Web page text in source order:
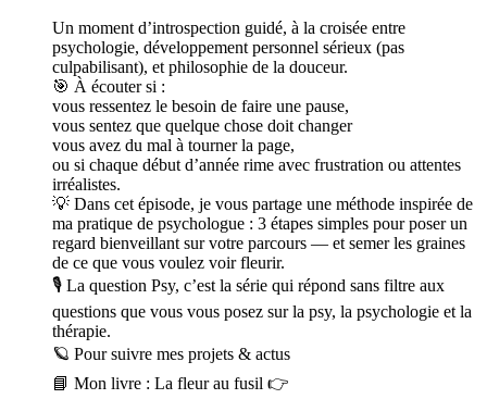
Un moment d’introspection guidé, à la croisée entre
psychologie, développement personnel sérieux (pas
culpabilisant), et philosophie de la douceur.
🎯 À écouter si :
vous ressentez le besoin de faire une pause,
vous sentez que quelque chose doit changer
vous avez du mal à tourner la page,
ou si chaque début d’année rime avec frustration ou attentes
irréalistes.
💡 Dans cet épisode, je vous partage une méthode inspirée de
ma pratique de psychologue : 3 étapes simples pour poser un
regard bienveillant sur votre parcours — et semer les graines
de ce que vous voulez voir fleurir.
🎙 La question Psy, c’est la série qui répond sans filtre aux
questions que vous vous posez sur la psy, la psychologie et la
thérapie.
🪐 Pour suivre mes projets & actus
📘 Mon livre : La fleur au fusil 👉